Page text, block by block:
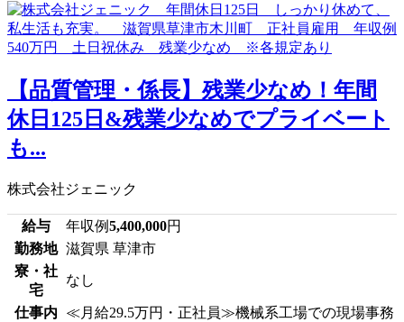
【品質管理・係長】残業少なめ！年間
休日125日&残業少なめでプライベート
も...
株式会社ジェニック
給与 年収例5,400,000円
勤務地 滋賀県 草津市
寮・社
宅
なし
仕事内
≪月給29.5万円・正社員≫機械系工場での現場事務